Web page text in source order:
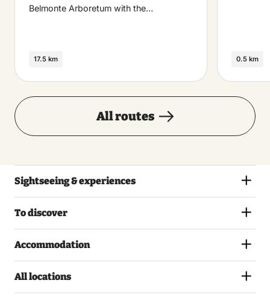
Belmonte Arboretum with the…
17.5 km 0.5 km
All routes
Sightseeing & experiences
To discover
Accommodation
All locations